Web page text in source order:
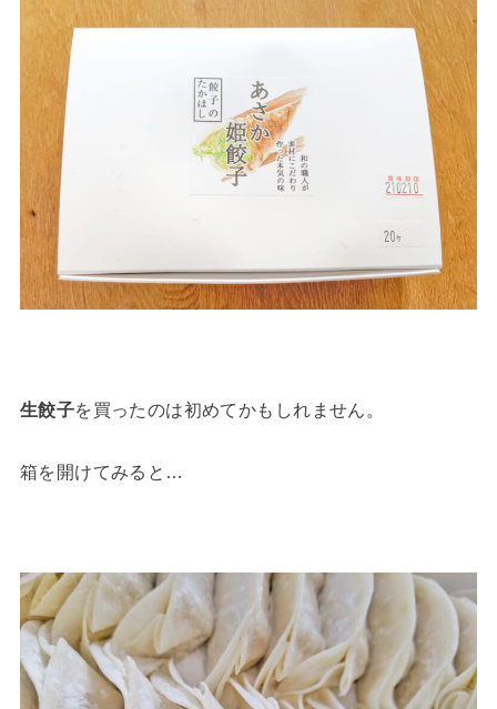
生餃子を買ったのは初めてかもしれません。
箱を開けてみると…